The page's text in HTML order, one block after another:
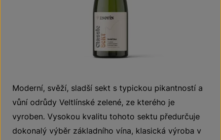
Moderní, svěží, sladší sekt s typickou pikantností a
vůní odrůdy Veltlínské zelené, ze kterého je
vyroben. Vysokou kvalitu tohoto sektu předurčuje
dokonalý výběr základního vína, klasická výroba v